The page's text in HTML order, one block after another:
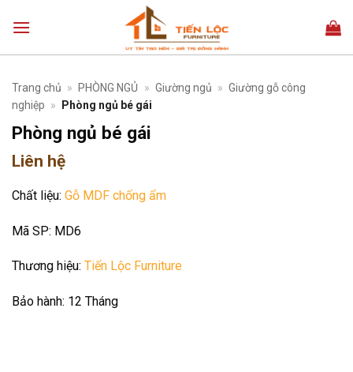
qua
Trang chủ » PHÒNG NGỦ » Giường ngủ » Giường gỗ công
nghiệp » Phòng ngủ bé gái
Phòng ngủ bé gái
Liên hệ
Chất liệu: Gỗ MDF chống ẩm
Mã SP: MD6
Thương hiệu: Tiến Lộc Furniture
Bảo hành: 12 Tháng